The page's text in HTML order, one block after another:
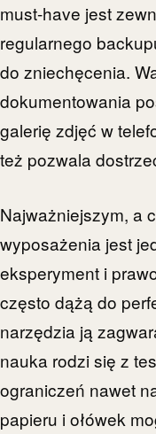
must-have jest
regularnego
do zniechęcenia.
dokumentowania
galerię zdjęć w
też pozwala
Najważniejszym, a
wyposażenia jest
eksperyment i
często dążą do
narzędzia ją
nauka rodzi się z
ograniczeń nawet
papieru i ołówek